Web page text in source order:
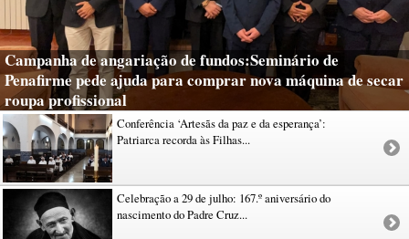
Campanha de angariação de fundos:Seminário de
Penafirme pede ajuda para comprar nova máquina de secar
roupa profissional
Conferência ‘Artesãs da paz e da esperança’:
Patriarca recorda às Filhas...
Celebração a 29 de julho: 167.º aniversário do
nascimento do Padre Cruz...